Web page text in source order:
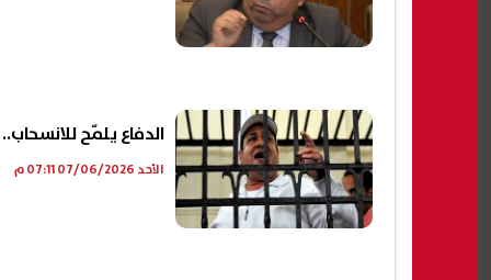
الدفاع يلمّح
الأحد 07/06/2026 07:11 م